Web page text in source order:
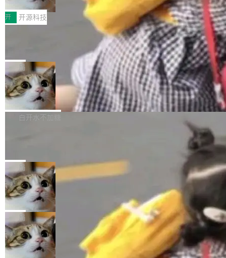
只需要几毫秒的 CPU 时间，但容器从冷启动到
就绪要花数秒。如果未来有十...
函，也没选择庭外沉默。它在官网贴了一篇博
文，标题只有六个字：Apple is getting this wro
ng。 然后，它把邮件往来和 iMessage 聊天记
录全贴了出来。 他发错人了 苹果外部律师 Gabr
iel Gross 来自 Weil 律所，2 月 23 日下午 5:53
给 OpenAI 总法律顾问 Che Chang 发了封邮
件，附了一封长信，要求 OpenAI 配合调查前苹
果员工带走机密信...
搭子
全能AI工作台WorkBuddy鸿蒙PC版上架HUAWE
I MatePad Edge应用市场，直接下载即可使
用，与鸿蒙电脑上的体验一致。值得一提的是，
这是目前市面上唯一支持平板接入WorkBuddy P
C版的产品，搭载“人机双写”重磅功能——你写
你的，AI写AI的，同屏协作互不干扰。一句话让
AI帮你干活，现在开启全新体验！ 温馨提示：
体验WorkBuddy鸿蒙PC版前，请将 HUAWEI M
atePad Edge 升级至 HarmonyOS 6.1.0.135S
P9 patch03及以上版本。 *升级路径：设置 > 搜
开 开源科技
FFmpeg 9.0 发布：代号“Lei”，以此纪
全球知名开源多媒体框架 FFmpeg 今天正式发
布了 9.0 版本。这个版本除了带来新一代音视频
处理能力和硬件加速支持之外，还有一个特殊之
处：FFmpeg 9.0 的代号是“Lei”。 这个名字，
来自中国开发者雷霄骅（Lei Xiaohua）。 对于
很多中国音视频开发者而言，这个名字并不陌
“启蒙老师”。 而今年，恰好是雷霄骅离世十周
年。FFmpeg 社区最终选择用一个大版本的名
字，留下了这份纪念。 雷霄骅曾是中国传媒大学
数字电视技术方向的博士生，长期从事视频、音
频技...
局
亚马逊成本失控：AI 写代码烧掉 1215
万元，超预算 860%
外媒近日曝光了亚马逊的多份内部报告显示，AI
导致公司在多个项目上超支。《金融时报》报道
编写程序，目标是完成电商平台作者信息与商品
列表的数据匹配 —— 一项常规的数据处理任
务，最终却产生了 180 万美元的账单，实际支出
超出原定预算 860%。 更令人意外的是，该项目
最终并未成功落地，而高额算力消耗持续运行长
达 5 个月，公司直到财务对账时才察觉异常。这
意味着一个无人看管的 AI 程序，在近半年时间
里日夜不停地"烧钱"。 复盘显示，...
白开水不加糖
e CEO Clément Delangue 在 CNBC 的采访里
没有拐弯抹角。他说中国正在赢得 AI 竞赛，而
且按目前的速度，中国 AI 工具预计在今年底或
2027 年就能追上美国前沿实验室的水平。 Dela
ngue 把原因归结为一件事：开放协作。中国的
AI 开发者在一个共享和协作的生态里加速迭代，
而美国模型厂商在"闭门造车"。他的原话是 "buil
ding in silos"——各自为战，互不通气。 这个判
局
当 AI agent 把源码变成了最好的扩展系
统，开发者工具必须开源
五年前，David Crawshaw 问过很多软件工程师
一个问题：你写过什么给自己用的程序？答案几
乎都是没有。工程师们整天用别人写的程序写程
序给别人用。偶尔有人自己写个博客系统、智能
家居控制、家庭实验室，都算稀奇事。 Crawsh
局
DeepSeek Harness 宣布内测邀请，全
网最大规模开源 Agent 路演现场诞生
一条内测招募帖，发出去的时候大概没人想到它